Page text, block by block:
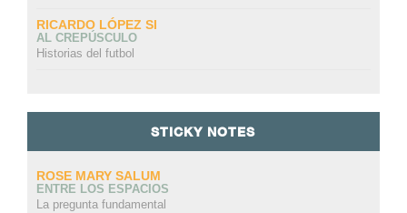
RICARDO LÓPEZ SI
AL CREPÚSCULO
Historias del futbol
STICKY NOTES
ROSE MARY SALUM
ENTRE LOS ESPACIOS
La pregunta fundamental